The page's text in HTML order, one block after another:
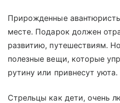
Прирожденные
месте. Подарок должен
развитию, путешествиям.
полезные вещи, которые
рутину или привнесут уюта.
Стрельцы как дети, очень